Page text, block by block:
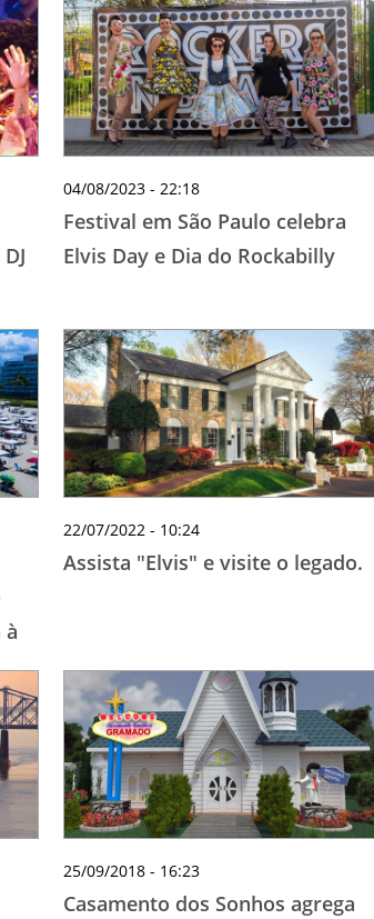
TESTADO E APROVADO
ÚLTIMAS NOTÍCIAS
PARCEIROS
QUEM SOMOS - EQUIPE
CONTATO
04/08/2023 - 22:18
Festival em São Paulo celebra
Elvis Day e Dia do Rockabilly
à
22/07/2022 - 10:24
Assista "Elvis" e visite o legado.
25/09/2018 - 16:23
Casamento dos Sonhos agrega